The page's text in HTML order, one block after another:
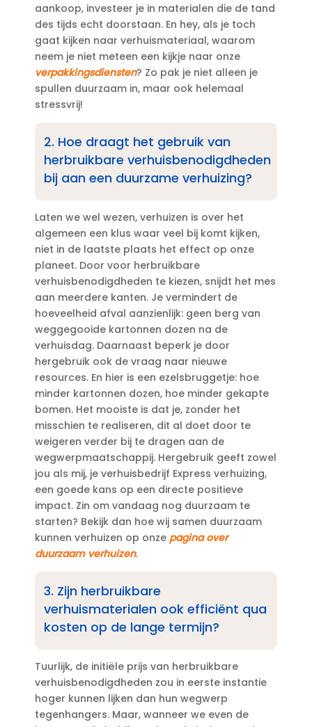
aankoop, investeer je in materialen die de tand
des tijds echt doorstaan.​ En hey, als je toch
gaat kijken naar verhuismateriaal, waarom
neem je niet meteen een kijkje naar onze
verpakkingsdiensten? Zo pak je niet alleen je
spullen duurzaam in, maar ook helemaal
stressvrij!
2.​ Hoe draagt het gebruik van
herbruikbare verhuisbenodigdheden
bij aan een duurzame verhuizing?
Laten we wel wezen, verhuizen is over het
algemeen een klus waar veel bij komt kijken,
niet in de laatste plaats het effect op onze
planeet.​ Door voor herbruikbare
verhuisbenodigdheden te kiezen, snijdt het mes
aan meerdere kanten.​ Je vermindert de
hoeveelheid afval aanzienlijk: geen berg van
weggegooide kartonnen dozen na de
verhuisdag.​ Daarnaast beperk je door
hergebruik ook de vraag naar nieuwe
resources.​ En hier is een ezelsbruggetje: hoe
minder kartonnen dozen, hoe minder gekapte
bomen.​ Het mooiste is dat je, zonder het
misschien te realiseren, dit al doet door te
weigeren verder bij te dragen aan de
wegwerpmaatschappij.​ Hergebruik geeft zowel
jou als mij, je verhuisbedrijf Express verhuizing,
een goede kans op een directe positieve
impact.​ Zin om vandaag nog duurzaam te
starten? Bekijk dan hoe wij samen duurzaam
kunnen verhuizen op onze pagina over
duurzaam verhuizen.​
3.​ Zijn herbruikbare
verhuismaterialen ook efficiënt qua
kosten op de lange termijn?
Tuurlijk, de initiële prijs van herbruikbare
verhuisbenodigdheden zou in eerste instantie
hoger kunnen lijken dan hun wegwerp
tegenhangers.​ Maar, wanneer we even de